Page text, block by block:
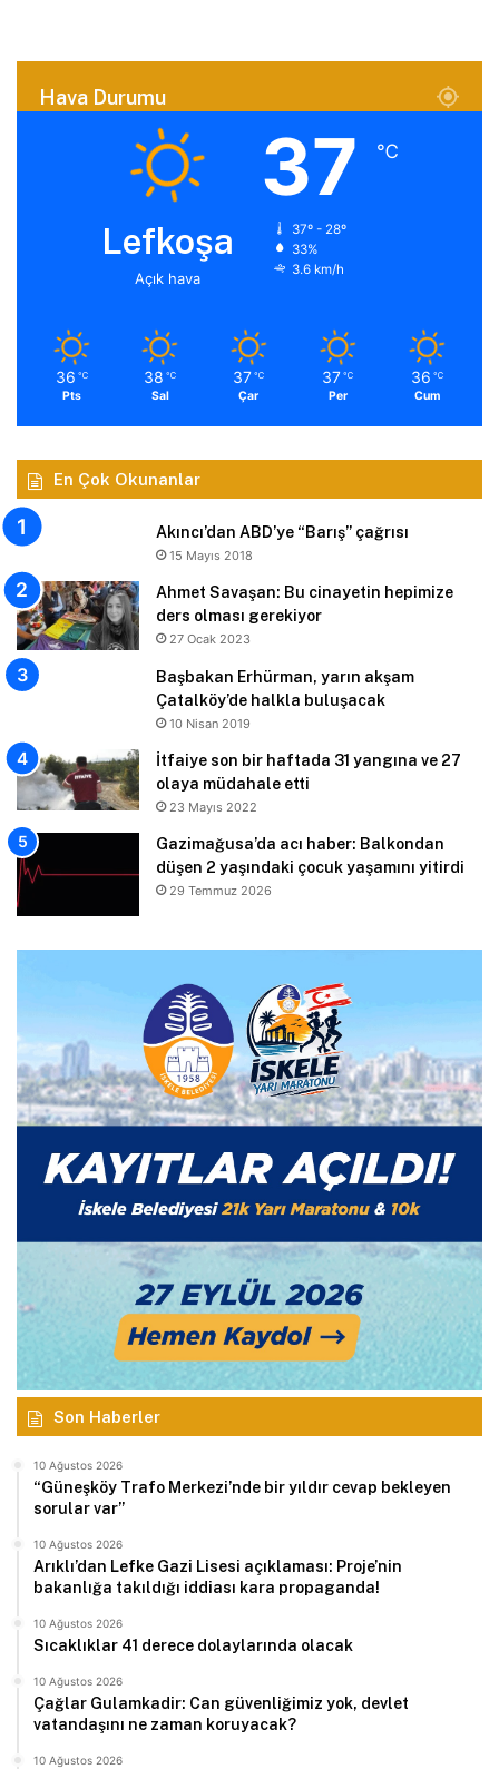
Hava Durumu
Lefkoşa
Açık hava
37 ℃
37º - 28º
33%
3.6 km/h
36 ℃
Pts
38 ℃
Sal
37 ℃
Çar
37 ℃
Per
36 ℃
Cum
En Çok Okunanlar
Akıncı’dan ABD’ye “Barış” çağrısı
15 Mayıs 2018
Ahmet Savaşan: Bu cinayetin hepimize
ders olması gerekiyor
27 Ocak 2023
Başbakan Erhürman, yarın akşam
Çatalköy’de halkla buluşacak
10 Nisan 2019
İtfaiye son bir haftada 31 yangına ve 27
olaya müdahale etti
23 Mayıs 2022
Gazimağusa’da acı haber: Balkondan
düşen 2 yaşındaki çocuk yaşamını yitirdi
29 Temmuz 2026
Son Haberler
10 Ağustos 2026
“Güneşköy Trafo Merkezi’nde bir yıldır cevap bekleyen
sorular var”
10 Ağustos 2026
Arıklı’dan Lefke Gazi Lisesi açıklaması: Proje’nin
bakanlığa takıldığı iddiası kara propaganda!
10 Ağustos 2026
Sıcaklıklar 41 derece dolaylarında olacak
10 Ağustos 2026
Çağlar Gulamkadir: Can güvenliğimiz yok, devlet
vatandaşını ne zaman koruyacak?
10 Ağustos 2026